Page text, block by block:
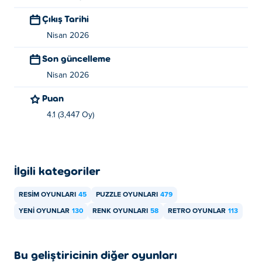
Pixel Perfect oyununu ücretsiz olarak nasıl
oynayabilirim?
Pixel Perfect oyununu Poki'de ücretsiz oynayabilirsiniz.
masaüstü bilgisayarlarda oynayabilir miyim?
Çıkış Tarihi
Nisan 2026
Son güncelleme
Nisan 2026
Puan
4.1 (3,447 Oy)
İlgili kategoriler
RESIM OYUNLARI 45 PUZZLE OYUNLARI 479
YENI OYUNLAR 130 RENK OYUNLARI 58 RETRO OYUNLAR 113
Bu geliştiricinin diğer oyunları